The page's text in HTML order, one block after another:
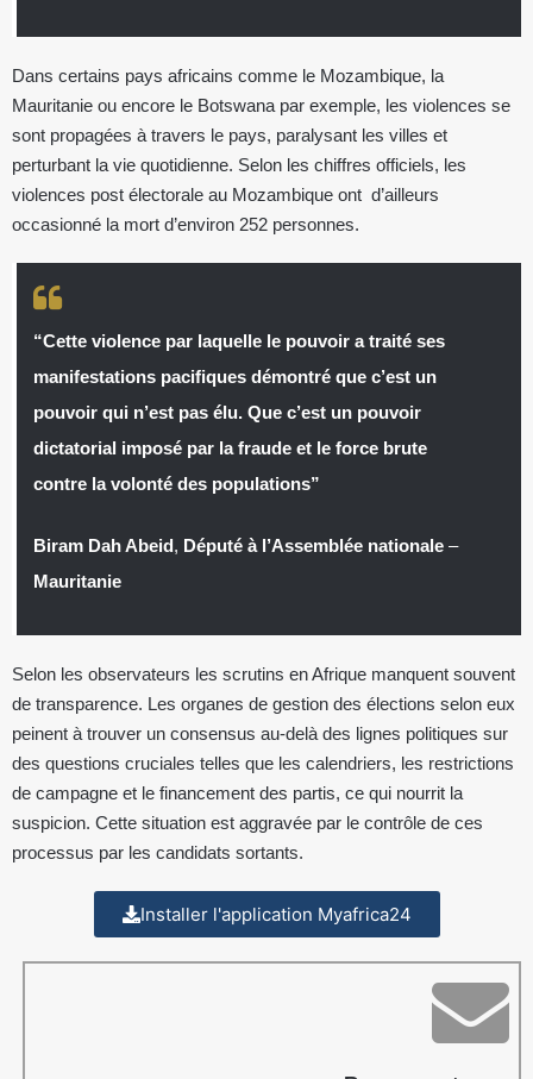
Dans certains pays africains comme le Mozambique, la
Mauritanie ou encore le Botswana par exemple, les violences se
sont propagées à travers le pays, paralysant les villes et
perturbant la vie quotidienne. Selon les chiffres officiels, les
violences post électorale au Mozambique ont d’ailleurs
occasionné la mort d’environ 252 personnes.
“Cette violence par laquelle le pouvoir a traité ses
manifestations pacifiques démontré que c’est un
pouvoir qui n’est pas élu. Que c’est un pouvoir
dictatorial imposé par la fraude et le force brute
contre la volonté des populations”
Biram Dah Abeid, Député à l’Assemblée nationale–
Mauritanie
Selon les observateurs les scrutins en Afrique manquent souvent
de transparence. Les organes de gestion des élections selon eux
peinent à trouver un consensus au-delà des lignes politiques sur
des questions cruciales telles que les calendriers, les restrictions
de campagne et le financement des partis, ce qui nourrit la
suspicion. Cette situation est aggravée par le contrôle de ces
processus par les candidats sortants.
Installer l'application Myafrica24